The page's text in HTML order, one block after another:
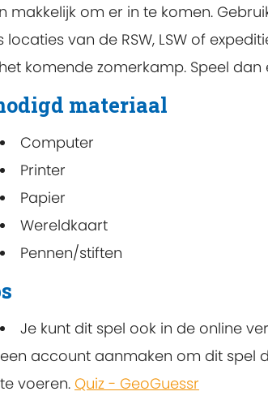
makkelijk om er in te komen.
locaties van de RSW, LSW of
komende zomerkamp. Speel
materiaal
Computer
Printer
Papier
Wereldkaart
Pennen/stiften
Je kunt dit spel ook in de online
een account aanmaken om dit spel
te voeren. Quiz - GeoGuessr